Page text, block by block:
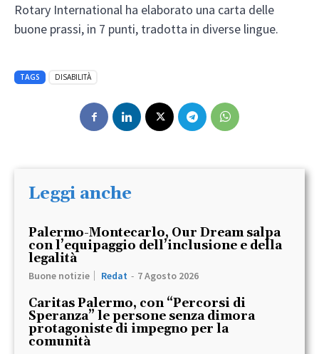
Rotary International ha elaborato una carta delle
buone prassi, in 7 punti, tradotta in diverse lingue.
TAGS DISABILITÀ
Leggi anche
Palermo-Montecarlo, Our Dream salpa
con l’equipaggio dell’inclusione e della
legalità
Buone notizie Redat - 7 Agosto 2026
Caritas Palermo, con “Percorsi di
Speranza” le persone senza dimora
protagoniste di impegno per la
comunità